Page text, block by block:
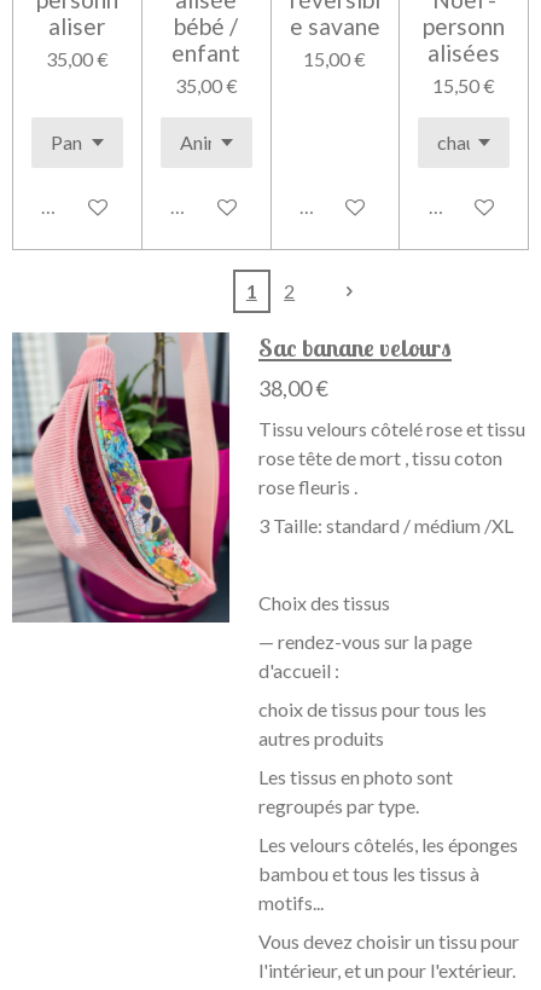
aliser
35,00 €
Voir les détails
bébé /
enfant
35,00 €
Voir les détails
e savane
15,00 €
Voir les détails
personn
alisées
15,50 €
Voir les
1 2
Sac banane velours
38,00 €
Tissu velours côtelé rose et tissu
rose tête de mort , tissu coton
rose fleuris .
3 Taille: standard / médium /XL
Choix des tissus
— rendez-vous sur la page
d'accueil :
choix de tissus pour tous les
autres produits
Les tissus en photo sont
regroupés par type.
Les velours côtelés, les éponges
bambou et tous les tissus à
motifs...
Vous devez choisir un tissu pour
l'intérieur, et un pour l'extérieur.